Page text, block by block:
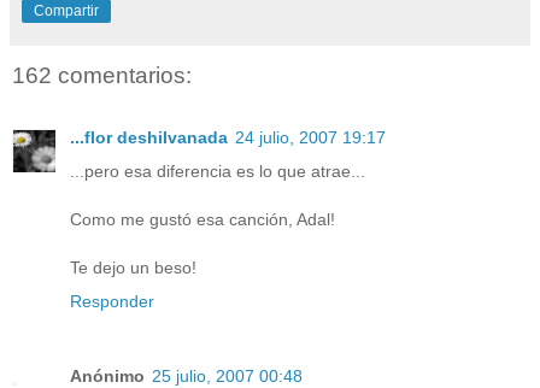
Compartir
162 comentarios:
...flor deshilvanada 24 julio, 2007 19:17
...pero esa diferencia es lo que atrae...
Como me gustó esa canción, Adal!
Te dejo un beso!
Responder
Anónimo 25 julio, 2007 00:48